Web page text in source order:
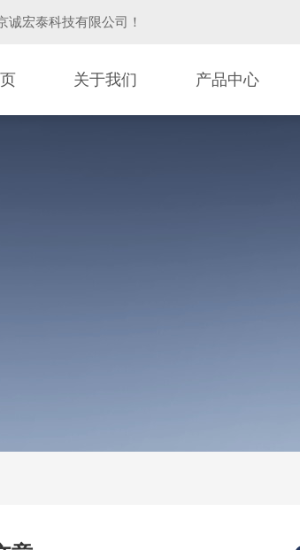
诚宏泰科技有限公司 ！
关于我们 产品中心